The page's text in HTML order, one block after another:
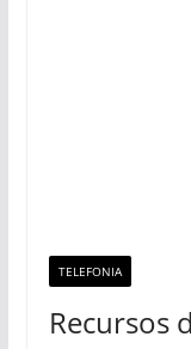
TELEFONIA
Recursos